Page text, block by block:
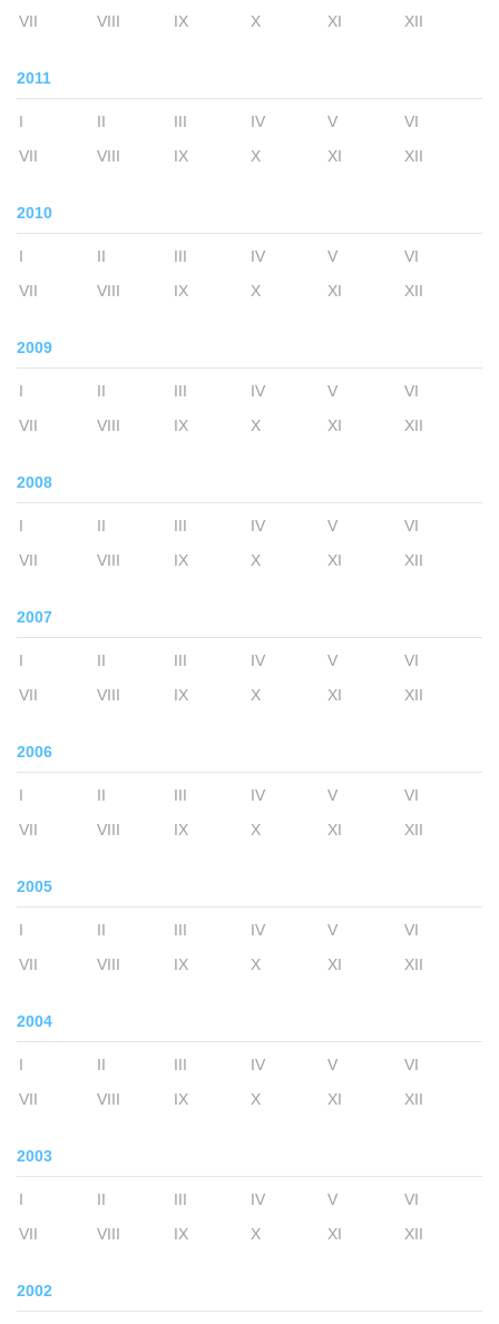
VII
VIII IX X XI XII
2011
I II III IV V
VI
VII
VIII IX X XI XII
2010
I II III IV V
VI
VII
VIII IX X XI XII
2009
I II III IV V
VI
VII
VIII IX X XI XII
2008
I II III IV V
VI
VII
VIII IX X XI XII
2007
I II III IV V
VI
VII
VIII IX X XI XII
2006
I II III IV V
VI
VII
VIII IX X XI XII
2005
I II III IV V
VI
VII
VIII IX X XI XII
2004
I II III IV V
VI
VII
VIII IX X XI XII
2003
I II III IV V
VI
VII
VIII IX X XI XII
2002